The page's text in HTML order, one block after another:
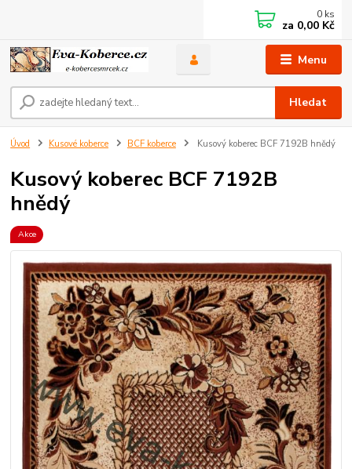
Menu
Hledat
0 ks
za 0,00 Kč
Úvod Kusové koberce BCF koberce Kusový koberec BCF 7192B hnědý
Kusový koberec BCF 7192B
hnědý
Akce